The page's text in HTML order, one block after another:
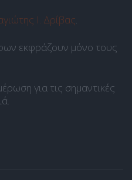
Ι. Δρίβας.
εκφράζουν μόνο τους
για τις σημαντικές